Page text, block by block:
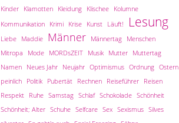
Kinder
Klamotten Kleidung Klischee
Kolumne
Kommunikation
Krimi Krise Kunst Läuft! Lesung
Liebe Maddie Männer Männertag
Menschen
Mitropa
Mode MORDsZEIT Musik Mutter
Muttertag
Namen
Neues Jahr Neujahr Optimismus Ordnung Ostern
peinlich
Politik Pubertät Rechnen Reiseführer
Reisen
Respekt
Ruhe Samstag Schlaf Schokolade Schönheit
Schönheit; Alter Schuhe Selfcare Sex Sexismus Silves